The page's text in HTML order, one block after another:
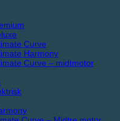
Curve
Harmony
Curve – midtmotor